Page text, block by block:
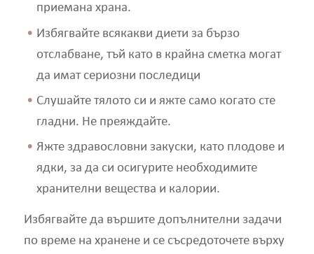
приемана храна.
Избягвайте всякакви диети за бързо
отслабване, тъй като в крайна сметка могат
да имат сериозни последици
Слушайте тялото си и яжте само когато сте
гладни. Не преяждайте.
Яжте здравословни закуски, като плодове и
ядки, за да си осигурите необходимите
хранителни вещества и калории.
Избягвайте да вършите допълнителни задачи
по време на хранене и се съсредоточете върху